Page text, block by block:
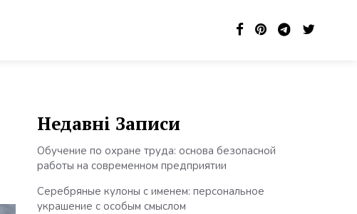
Недавні Записи
Обучение по охране труда: основа безопасной
работы на современном предприятии
Серебряные кулоны с именем: персональное
украшение с особым смыслом